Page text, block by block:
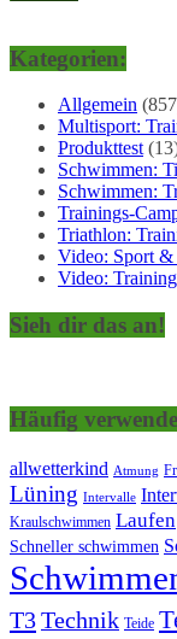
Kategorien:
Allgemein
Multisport:
Produkttest
Schwimmen:
Schwimmen:
Trainings-
Triathlon:
Video: Sport &
Video:
Sieh dir das an!
Häufig
allwetterkind Atmung
Lüning Intervalle
Kraulschwimmen Laufen
Schneller schwimmen
T3Technik Teide